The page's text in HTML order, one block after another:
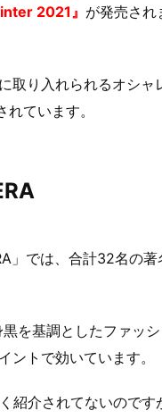
2021』 が発売され
取り入れられるオシャ
ています。
」 では、合計32名の
黒を基調としたファッ
ントで効いています。
紹介されてないのです